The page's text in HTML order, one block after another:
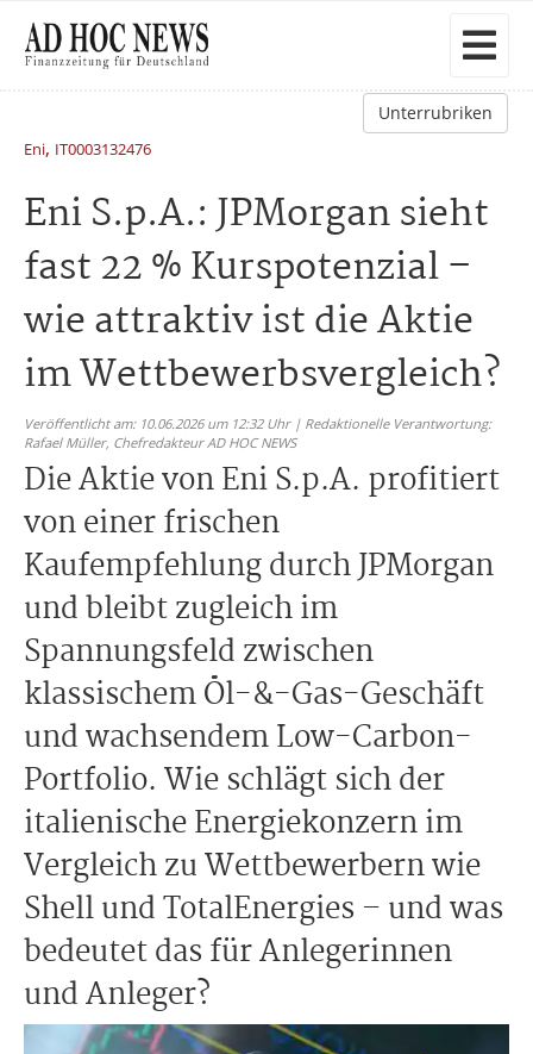
Unterrubriken
Eni, IT0003132476
Eni S.p.A.: JPMorgan sieht
fast 22 % Kurspotenzial –
wie attraktiv ist die Aktie
im Wettbewerbsvergleich?
Veröffentlicht am: 10.06.2026 um 12:32 Uhr | Redaktionelle Verantwortung:
Rafael Müller, Chefredakteur AD HOC NEWS
Die Aktie von Eni S.p.A. profitiert
von einer frischen
Kaufempfehlung durch JPMorgan
und bleibt zugleich im
Spannungsfeld zwischen
klassischem Öl-&-Gas-Geschäft
und wachsendem Low-Carbon-
Portfolio. Wie schlägt sich der
italienische Energiekonzern im
Vergleich zu Wettbewerbern wie
Shell und TotalEnergies – und was
bedeutet das für Anlegerinnen
und Anleger?